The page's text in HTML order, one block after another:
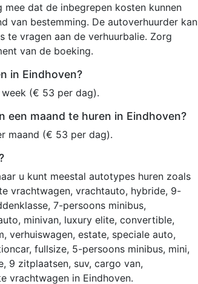
dat de inbegrepen kosten kunnen
van bestemming. De autoverhuurder kan
vragen aan de verhuurbalie. Zorg
van de boeking.
in Eindhoven?
(€ 53 per dag).
een maand te huren in Eindhoven?
maand (€ 53 per dag).
u kunt meestal autotypes huren zoals
vrachtwagen, vrachtauto, hybride, 9-
7-persoons minibus,
minivan, luxury elite, convertible,
verhuiswagen, estate, speciale auto,
fullsize, 5-persoons minibus, mini,
9 zitplaatsen, suv, cargo van,
vrachtwagen in Eindhoven.